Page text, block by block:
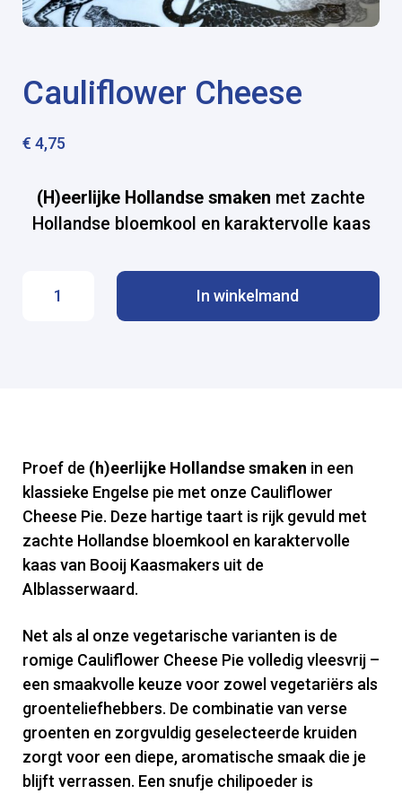
Cauliflower Cheese
€ 4,75
(H)eerlijke Hollandse smaken met zachte
Hollandse bloemkool en karaktervolle kaas
Cauliflower Cheese aantal
In winkelmand
Proef de (h)eerlijke Hollandse smaken in een
klassieke Engelse pie met onze Cauliflower
Cheese Pie. Deze hartige taart is rijk gevuld met
zachte Hollandse bloemkool en karaktervolle
kaas van Booij Kaasmakers uit de
Alblasserwaard.
Net als al onze vegetarische varianten is de
romige Cauliflower Cheese Pie volledig vleesvrij –
een smaakvolle keuze voor zowel vegetariërs als
groenteliefhebbers. De combinatie van verse
groenten en zorgvuldig geselecteerde kruiden
zorgt voor een diepe, aromatische smaak die je
blijft verrassen. Een snufje chilipoeder is